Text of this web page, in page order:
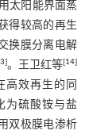
太阳能界面蒸
得较高的再生
换膜分离电解
]。王卫红等[14]
高效再生的同
为硫酸铵与盐
双极膜电渗析